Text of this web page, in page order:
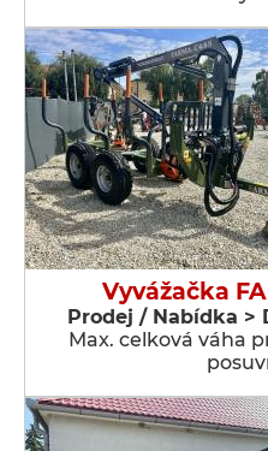
Vyvážačka
Prodej / Nabídka >
Max. celková váha